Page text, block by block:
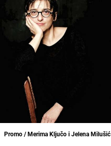
Promo / Merima Ključo i Jelena Milušić